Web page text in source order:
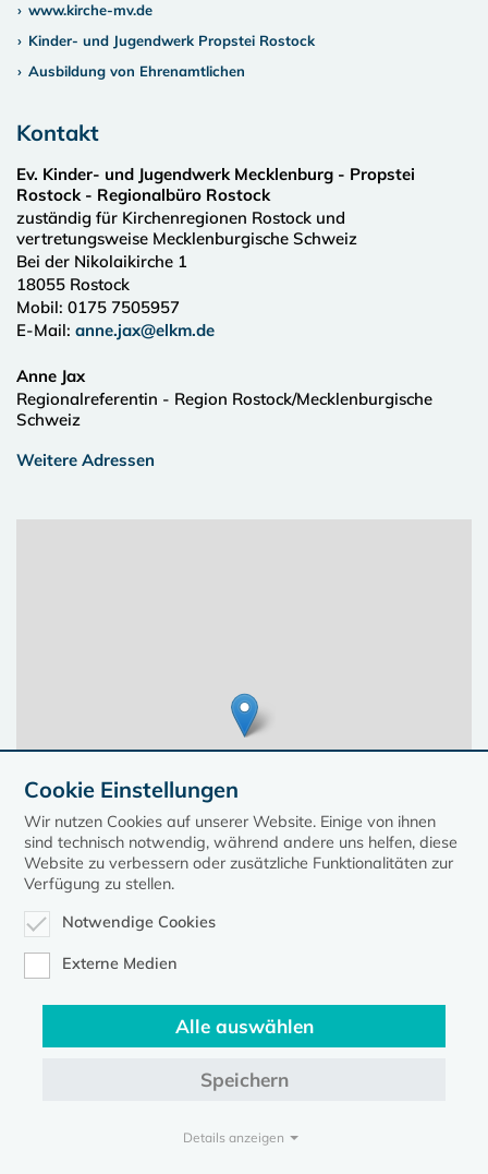
www.kirche-mv.de
Kinder- und Jugendwerk Propstei Rostock
Ausbildung von Ehrenamtlichen
Kontakt
Ev. Kinder- und Jugendwerk Mecklenburg - Propstei
Rostock - Regionalbüro Rostock
zuständig für Kirchenregionen Rostock und
vertretungsweise Mecklenburgische Schweiz
Bei der Nikolaikirche 1
18055 Rostock
Mobil: 0175 7505957
E-Mail: anne.jax@elkm.de
Anne Jax
Regionalreferentin - Region Rostock/Mecklenburgische
Schweiz
Weitere Adressen
Diese Seite gehört zum Portalkirche-mv.de
Evangelische Kirche in Mecklenburg-Vorpommern © 2026
Cookie Einstellungen
Wir nutzen Cookies auf unserer Website. Einige von ihnen
sind technisch notwendig, während andere uns helfen, diese
Website zu verbessern oder zusätzliche Funktionalitäten zur
Verfügung zu stellen.
Notwendige Cookies
Externe Medien
Alle auswählen
Speichern
Details anzeigen